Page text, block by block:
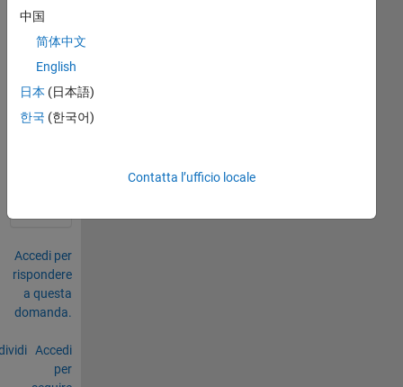
hw
ork
s?
0
Commenti
Accedi per
rispondere
a questa
domanda.
Accedi
per
中国
简体中文
English
日本 (日本語)
한국 (한국어)
Contatta l’ufficio locale